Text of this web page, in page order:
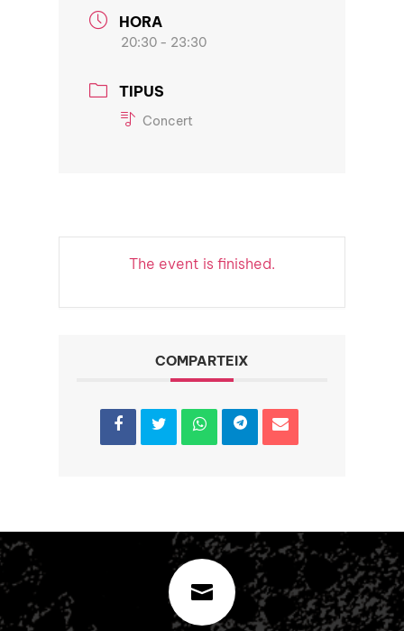
HORA
20:30 - 23:30
TIPUS
Concert
The event is finished.
COMPARTEIX
